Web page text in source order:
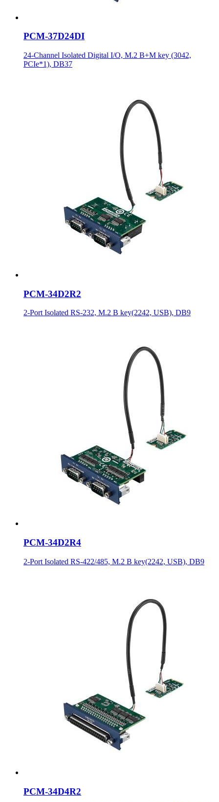
PCM-37D24DI
24-Channel Isolated Digital I/O, M.2 B+M key (3042,
PCIe*1), DB37
PCM-34D2R2
2-Port Isolated RS-232, M.2 B key(2242, USB), DB9
PCM-34D2R4
2-Port Isolated RS-422/485, M.2 B key(2242, USB), DB9
PCM-34D4R2